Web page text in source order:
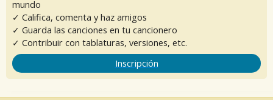
mundo
✓ Califica, comenta y haz amigos
✓ Guarda las canciones en tu cancionero
✓ Contribuir con tablaturas, versiones, etc.
Inscripción